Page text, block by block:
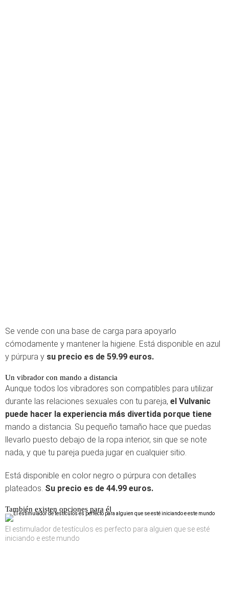
Se vende con una base de carga para apoyarlo
cómodamente y mantener la higiene. Está disponible en azul
y púrpura y su precio es de 59.99 euros.
Un vibrador con mando a distancia
Aunque todos los vibradores son compatibles para utilizar
durante las relaciones sexuales con tu pareja, el Vulvanic
puede hacer la experiencia más divertida porque tiene
mando a distancia. Su pequeño tamaño hace que puedas
llevarlo puesto debajo de la ropa interior, sin que se note
nada, y que tu pareja pueda jugar en cualquier sitio.
Está disponible en color negro o púrpura con detalles
plateados. Su precio es de 44.99 euros.
También existen opciones para él
El estimulador de testículos es perfecto para alguien que se esté
iniciando e este mundo